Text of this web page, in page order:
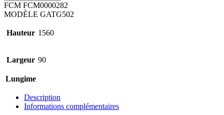
FCM FCM0000282
MODÈLE GATG502
Hauteur 1560
Largeur 90
Lungime
Description
Informations complémentaires